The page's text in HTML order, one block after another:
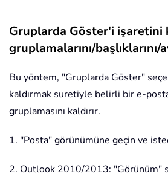
Gruplarda Göster'i işaretini
gruplamalarını/başlıklarını/
Bu yöntem, "Gruplarda Göster"
kaldırmak suretiyle belirli bir e-
gruplamasını kaldırır.
1. "Posta" görünümüne geçin ve
2. Outlook 2010/2013: "Görünüm"